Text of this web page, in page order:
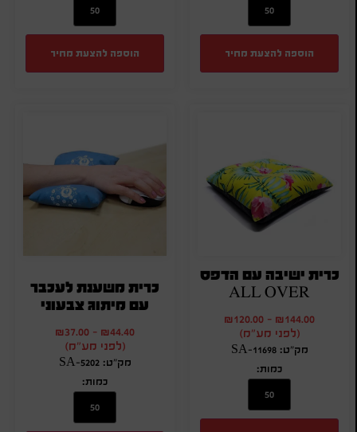
הוספה להצעת מחיר הוספה להצעת מחיר
כרית ישיבה עם הדפס
ALL OVER
₪144.00
-
₪120.00
(לפני מע"מ)
מק"ט: SA-11698
כמות:
כרית משענת לעכבר
עם מיתוג צבעוני
₪44.40
-
₪37.00
(לפני מע"מ)
מק"ט: SA-5202
כמות: